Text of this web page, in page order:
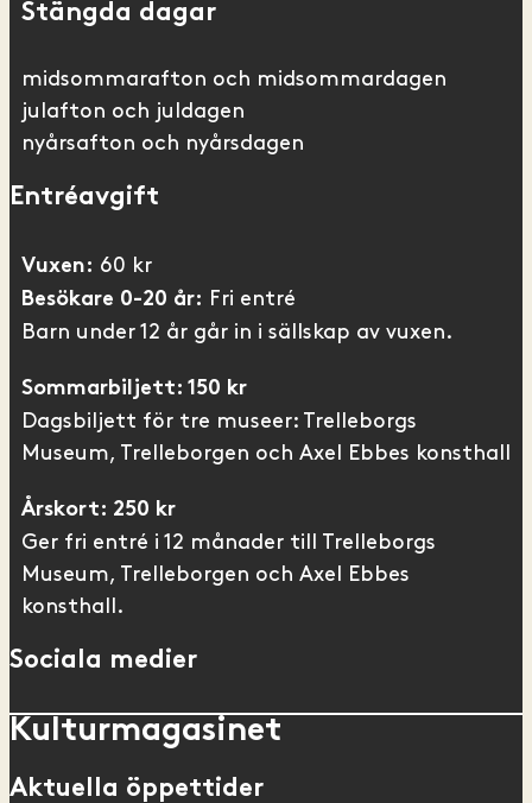
Stängda dagar
midsommarafton och midsommardagen
julafton och juldagen
nyårsafton och nyårsdagen
Entréavgift
Vuxen: 60 kr
Besökare 0-20 år: Fri entré
Barn under 12 år går in i sällskap av vuxen.
Sommarbiljett: 150 kr
Dagsbiljett för tre museer: Trelleborgs
Museum, Trelleborgen och Axel Ebbes konsthall
Årskort: 250 kr
Ger fri entré i 12 månader till Trelleborgs
Museum, Trelleborgen och Axel Ebbes
konsthall.
Sociala medier
Kulturmagasinet
Aktuella öppettider